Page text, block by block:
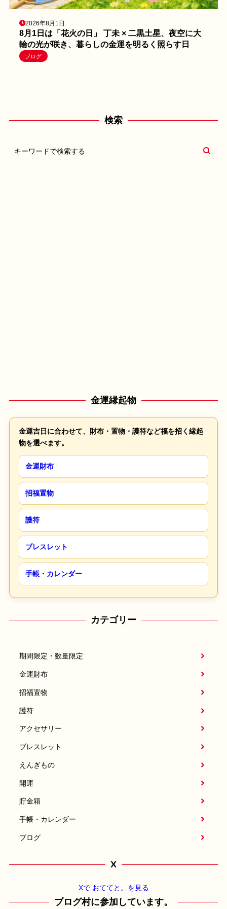
2026年8月1日
8月1日は「花火の日」 丁未 × 二黒土星、夜空に大
輪の光が咲き、暮らしの金運を明るく照らす日
ブログ
検索
金運縁起物
金運吉日に合わせて、財布・置物・護符など福を招く縁起
物を選べます。
金運財布
招福置物
護符
ブレスレット
手帳・カレンダー
カテゴリー
期間限定・数量限定
金運財布
招福置物
護符
アクセサリー
ブレスレット
えんぎもの
開運
貯金箱
手帳・カレンダー
ブログ
X
Xで おててと。を見る
ブログ村に参加しています。